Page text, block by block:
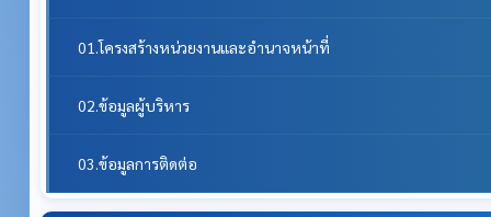
01.โครงสร้างหน่วยงานและอำนาจหน้าที่
02.ข้อมูลผู้บริหาร
03.ข้อมูลการติดต่อ